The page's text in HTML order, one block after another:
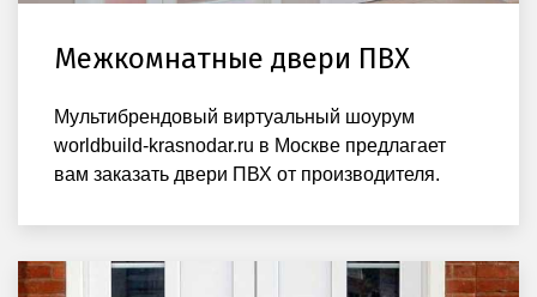
Межкомнатные двери ПВХ
Мультибрендовый виртуальный шоурум
worldbuild-krasnodar.ru в Москве предлагает
вам заказать двери ПВХ от производителя.